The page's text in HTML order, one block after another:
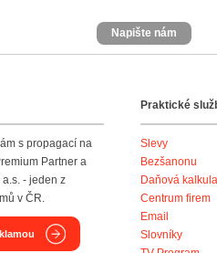
Napište nám
s propagací na
Partner a
- jeden z
v ČR.
Praktické
Slevy
Bezšanonu
Daňová
Centrum firem
Email
Slovníky